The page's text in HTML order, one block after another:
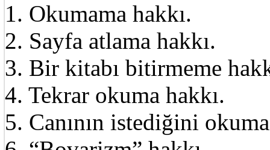
1. Okumama hakkı.
2. Sayfa atlama hakkı.
3. Bir kitabı bitirmeme
4. Tekrar okuma hakkı.
5. Canının istediğini